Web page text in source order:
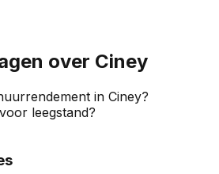
over Ciney
in Ciney?
leegstand?